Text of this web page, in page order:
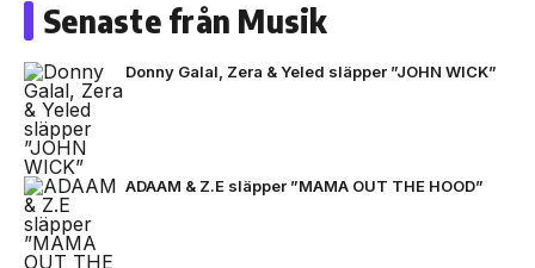
Senaste från Musik
Donny Galal, Zera & Yeled släpper ”JOHN WICK”
ADAAM & Z.E släpper ”MAMA OUT THE HOOD”